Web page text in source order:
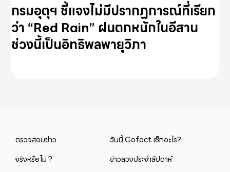
กรมอุตุฯ ชี้แจงไม่มีปรากฏการณ์ที่เรียก
ว่า “Red Rain” ฝนตกหนักในอีสาน
ช่วงนี้เป็นอิทธิพลพายุวิภา
ตรวจสอบข่าว
วันนี้ Cofact เช็กอะไร?
จริงหรือไม่ ?
ข่าวลวงประจำสัปดาห์